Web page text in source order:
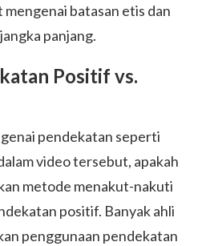
batasan etis dan
panjang.
Positif vs.
pendekatan seperti
video tersebut, apakah
metode menakut-nakuti
positif. Banyak ahli
penggunaan pendekatan